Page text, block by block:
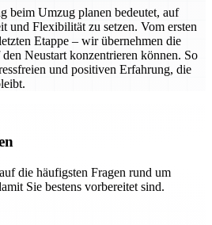
beim Umzug planen bedeutet, auf
und Flexibilität zu setzen. Vom ersten
Etappe – wir übernehmen die
Neustart konzentrieren können. So
und positiven Erfahrung, die
die häufigsten Fragen rund um
Sie bestens vorbereitet sind.